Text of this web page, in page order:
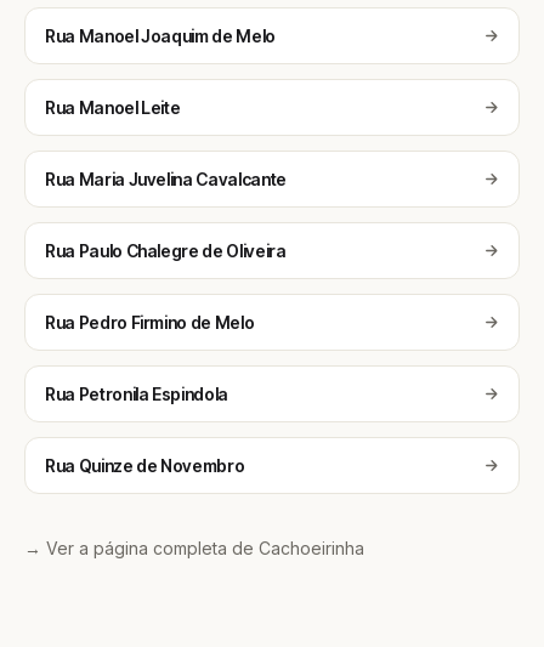
Rua Manoel Joaquim de Melo
Rua Manoel Leite
Rua Maria Juvelina Cavalcante
Rua Paulo Chalegre de Oliveira
Rua Pedro Firmino de Melo
Rua Petronila Espindola
Rua Quinze de Novembro
→ Ver a página completa de Cachoeirinha